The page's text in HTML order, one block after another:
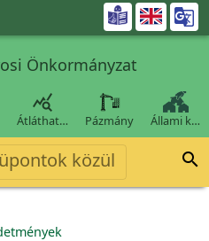

Önkormányzat

Átláthat… Pázmány Állami k…
közül 